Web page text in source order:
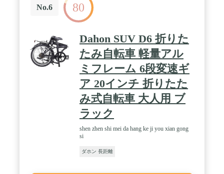
No.6 80
Dahon SUV D6 折りた
たみ自転車 軽量アル
ミフレーム 6段変速ギ
ア 20インチ 折りたた
み式自転車 大人用 ブ
ラック
shen zhen shi mei da hang ke ji you xian gong
si
ダホン 長距離